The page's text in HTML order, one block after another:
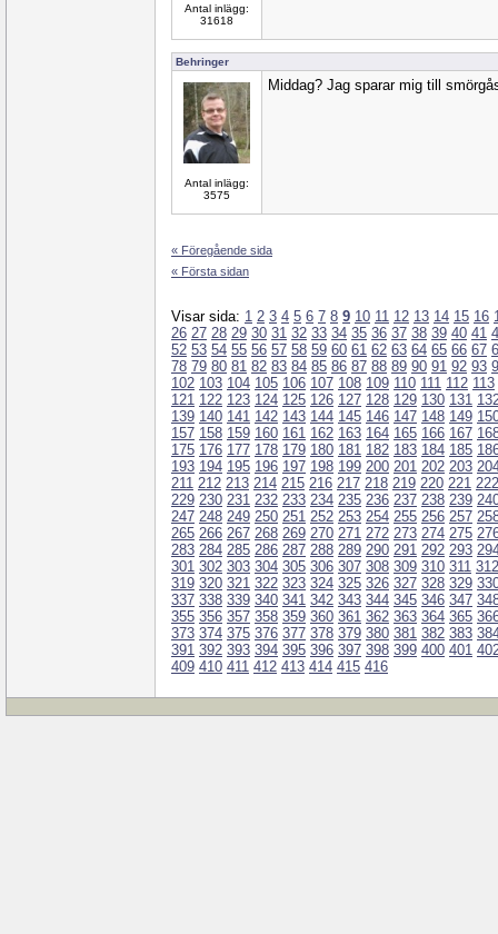
Antal inlägg:
31618
Behringer
Antal inlägg:
3575
Middag? Jag sparar mig till
« Föregående sida
« Första sidan
Visar sida: 1 2 3 4 5 6 7 8 9 10 11 12 13 14 15 16
26 27 28 29 30 31 32 33 34 35 36 37 38 39 40 41
52 53 54 55 56 57 58 59 60 61 62 63 64 65 66 67
78 79 80 81 82 83 84 85 86 87 88 89 90 91 92 93
102 103 104 105 106 107 108 109 110 111 112 113
121 122 123 124 125 126 127 128 129 130 131
139 140 141 142 143 144 145 146 147 148 149
157 158 159 160 161 162 163 164 165 166 167
175 176 177 178 179 180 181 182 183 184 185
193 194 195 196 197 198 199 200 201 202 203
211 212 213 214 215 216 217 218 219 220 221 222
229 230 231 232 233 234 235 236 237 238 239
247 248 249 250 251 252 253 254 255 256 257
265 266 267 268 269 270 271 272 273 274 275
283 284 285 286 287 288 289 290 291 292 293
301 302 303 304 305 306 307 308 309 310 311 312
319 320 321 322 323 324 325 326 327 328 329
337 338 339 340 341 342 343 344 345 346 347
355 356 357 358 359 360 361 362 363 364 365
373 374 375 376 377 378 379 380 381 382 383
391 392 393 394 395 396 397 398 399 400 401
409 410 411 412 413 414 415 416